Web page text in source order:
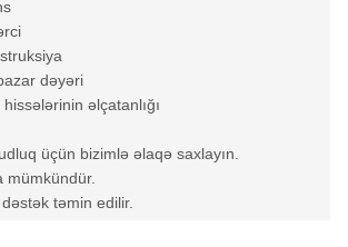
dəyəri
əlçatanlığı
üçün bizimlə əlaqə saxlayın.
mümkündür.
təmin edilir.